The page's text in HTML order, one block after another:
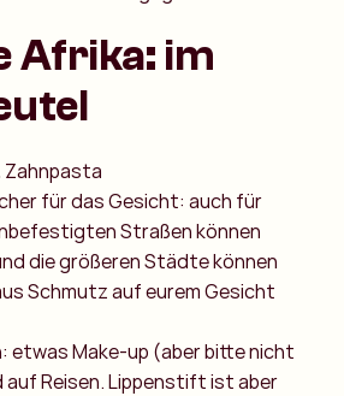
Afrika: im
Zahnpasta
für das Gesicht: auch für
Straßen können
die größeren Städte können
Schmutz auf eurem Gesicht
etwas Make-up (aber bitte nicht
auf Reisen. Lippenstift ist aber